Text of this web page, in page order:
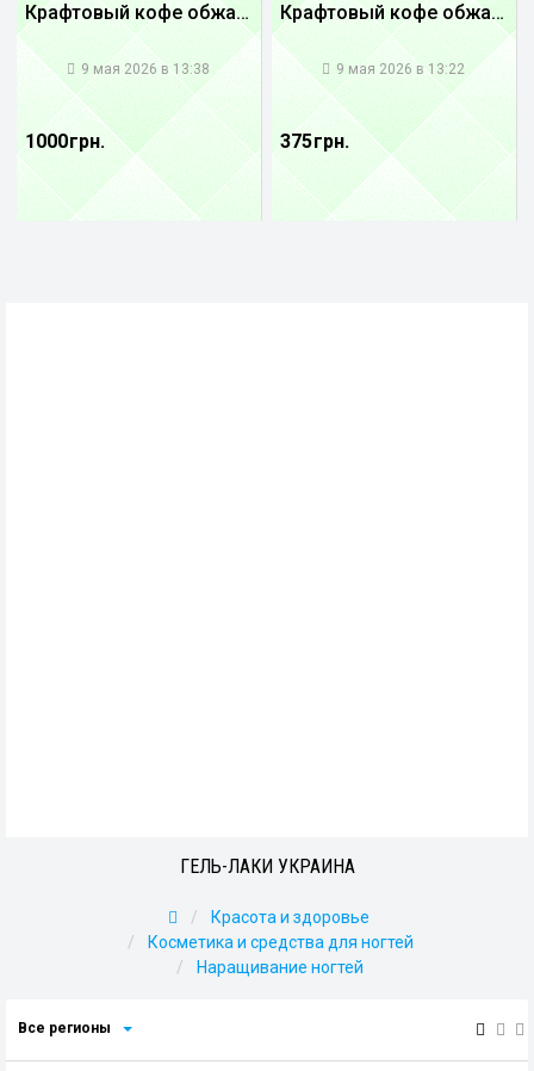
Крафтовый кофе обжареный Танзания
9 мая 2026 в 13:38
1000 грн.
Крафтовый кофе обжареный купаж арабики 5...
9 мая 2026 в 13:22
375 грн.
ГЕЛЬ-ЛАКИ УКРАИНА
Красота и здоровье
Косметика и средства для ногтей
Наращивание ногтей
Все регионы